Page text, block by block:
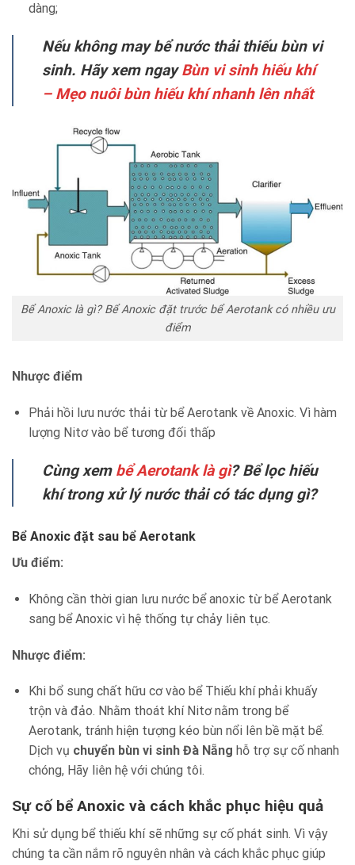
dàng;
Nếu không may bể nước thải thiếu bùn vi
sinh. Hãy xem ngayBùn vi sinh hiếu khí
– Mẹo nuôi bùn hiếu khí nhanh lên nhất
Bể Anoxic là gì? Bể Anoxic đặt trước bể Aerotank có nhiều ưu
điểm
Nhược điểm
Phải hồi lưu nước thải từ bể Aerotank về Anoxic. Vì hàm
lượng Nitơ vào bể tương đối thấp
Cùng xem bể Aerotank là gì? Bể lọc hiếu
khí trong xử lý nước thải có tác dụng gì?
Bể Anoxic đặt sau bể Aerotank
Ưu điểm:
Không cần thời gian lưu nước bể anoxic từ bể Aerotank
sang bể Anoxic vì hệ thống tự chảy liên tục.
Nhược điểm:
Khi bổ sung chất hữu cơ vào bể Thiếu khí phải khuấy
trộn và đảo. Nhằm thoát khí Nitơ nằm trong bể
Aerotank, tránh hiện tượng kéo bùn nổi lên bề mặt bể.
Dịch vụ chuyển bùn vi sinh Đà Nẵng hỗ trợ sự cố nhanh
chóng, Hãy liên hệ với chúng tôi.
Sự cố bể Anoxic và cách khắc phục hiệu quả
Khi sử dụng bể thiếu khí sẽ những sự cố phát sinh. Vì vậy
chúng ta cần nắm rõ nguyên nhân và cách khắc phục giúp